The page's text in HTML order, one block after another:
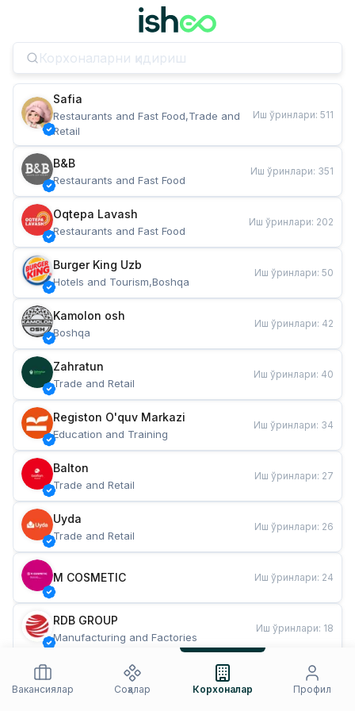
Safia
Restaurants and Fast Food,Trade and
Retail
Иш ўринлари: 511
B&B
Restaurants and Fast Food
Иш ўринлари: 351
Oqtepa Lavash
Restaurants and Fast Food
Иш ўринлари: 202
Burger King Uzb
Hotels and Tourism,Boshqa
Иш ўринлари: 50
Kamolon osh
Boshqa
Иш ўринлари: 42
Zahratun
Trade and Retail
Иш ўринлари: 40
Registon O'quv Markazi
Education and Training
Иш ўринлари: 34
Balton
Trade and Retail
Иш ўринлари: 27
Uyda
Trade and Retail
Иш ўринлари: 26
M COSMETIC Иш ўринлари: 24
RDB GROUP
Manufacturing and Factories
Иш ўринлари: 18
Restaurants and Fast Food
Иш ўринлари
Вакансиялар
Соҳалар Корхоналар Профил